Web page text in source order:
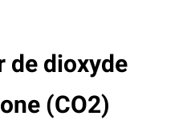
de dioxyde
(CO2)